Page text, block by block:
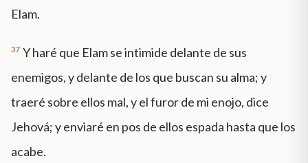
Elam.
37 Y haré que Elam se intimide delante de sus
enemigos, y delante de los que buscan su alma; y
traeré sobre ellos mal, y el furor de mi enojo, dice
Jehová; y enviaré en pos de ellos espada hasta que los
acabe.